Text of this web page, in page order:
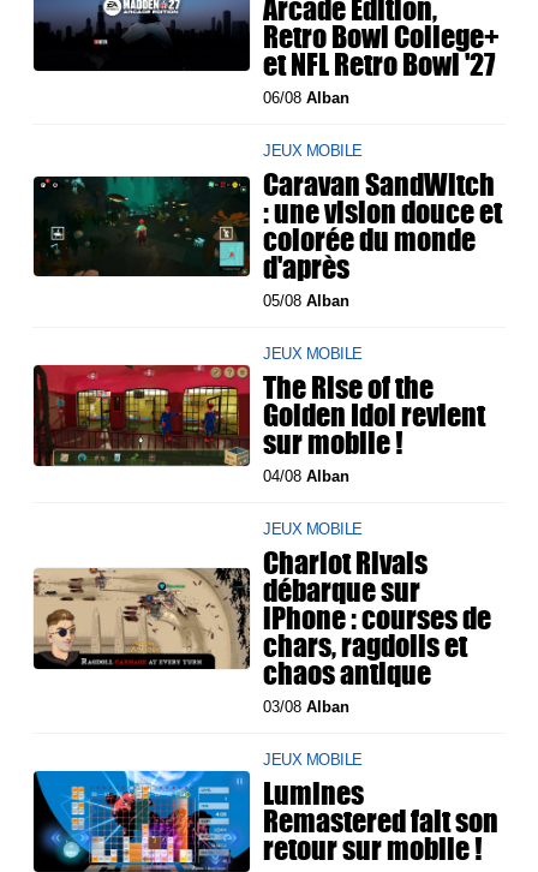
Arcade Edition,
Retro Bowl College+
et NFL Retro Bowl '27
06/08Alban
JEUX MOBILE
Caravan SandWitch
: une vision douce et
colorée du monde
d'après
05/08Alban
JEUX MOBILE
The Rise of the
Golden Idol revient
sur mobile !
04/08Alban
JEUX MOBILE
Chariot Rivals
débarque sur
iPhone : courses de
chars, ragdolls et
chaos antique
03/08Alban
JEUX MOBILE
Lumines
Remastered fait son
retour sur mobile !